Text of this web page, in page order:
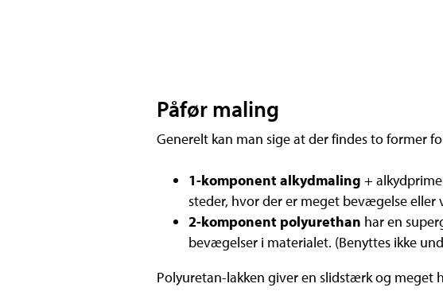
Påfør maling
Generelt kan man sige at der findes to former
1-komponent alkydmaling +
steder, hvor der er meget bevægelse eller
2-komponent polyurethan har en
bevægelser i materialet. (Benyttes ikke
Polyuretan-lakken giver en slidstærk og meget